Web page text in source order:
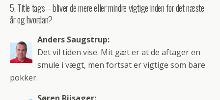
5. Title tags – bliver de mere eller mindre vigtige inden for det næste
år og hvordan?
Anders Saugstrup:
Det vil tiden vise. Mit gæt er at de aftager en
smule i vægt, men fortsat er vigtige som bare
pokker.